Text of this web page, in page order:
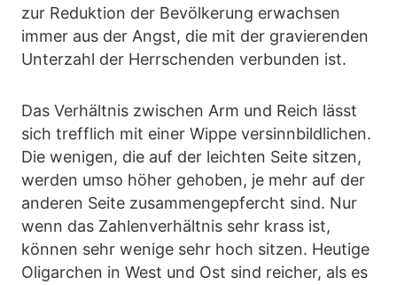
zur Reduktion der Bevölkerung erwachsen
immer aus der Angst, die mit der gravierenden
Unterzahl der Herrschenden verbunden ist.
Das Verhältnis zwischen Arm und Reich lässt
sich trefflich mit einer Wippe versinnbildlichen.
Die wenigen, die auf der leichten Seite sitzen,
werden umso höher gehoben, je mehr auf der
anderen Seite zusammengepfercht sind. Nur
wenn das Zahlenverhältnis sehr krass ist,
können sehr wenige sehr hoch sitzen. Heutige
Oligarchen in West und Ost sind reicher, als es